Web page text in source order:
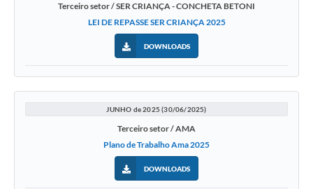
Terceiro setor / SER CRIANÇA - CONCHETA BETONI
LEI DE REPASSE SER CRIANÇA 2025
DOWNLOADS
JUNHO de 2025 (30/06/2025)
Terceiro setor / AMA
Plano de Trabalho Ama 2025
DOWNLOADS